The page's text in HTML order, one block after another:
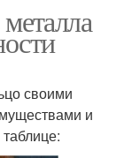
своими
и